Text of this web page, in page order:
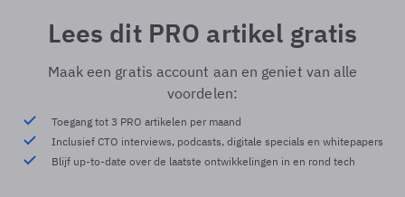
Lees dit PRO artikel gratis
Maak een gratis account aan en geniet van alle
voordelen:
Toegang tot 3 PRO artikelen per maand
Inclusief CTO interviews, podcasts, digitale specials en whitepapers
Blijf up-to-date over de laatste ontwikkelingen in en rond tech